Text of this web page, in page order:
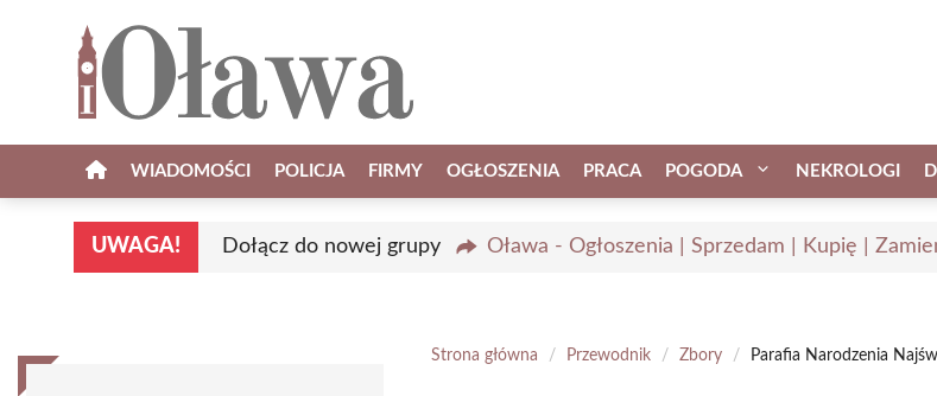
WIADOMOŚCI POLICJA FIRMY OGŁOSZENIA PRACA POGODA NEKROLOGI
UWAGA! Dołącz do nowej grupy Oława - Ogłoszenia | Sprzedam | Kupię |
Strona główna / Przewodnik / Zbory / Parafia Narodzenia